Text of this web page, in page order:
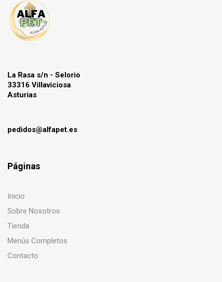
La Rasa s/n - Selorio
33316 Villaviciosa
Asturias
pedidos@alfapet.es
Páginas
Inicio
Sobre Nosotros
Tienda
Menús Completos
Contacto